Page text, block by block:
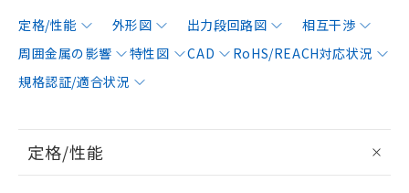
定格/性能 外形図 出力段回路図
相互干渉
周囲金属の影響
特性図 CAD
RoHS/REACH対応状況
規格認証/適合状況
定格/性能